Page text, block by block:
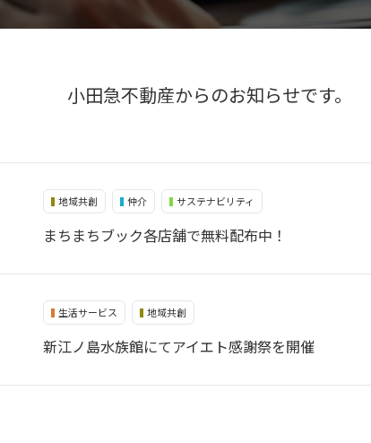
小田急不動産からのお知らせです。
地域共創 仲介 サステナビリティ
まちまちブック各店舗で無料配布中！
生活サービス 地域共創
新江ノ島水族館にてアイエト感謝祭を開催